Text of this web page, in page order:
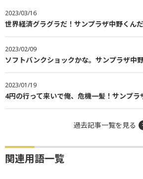
2023/03/16
世界経済グラグラだ！サンプラザ中野くんだ
2023/02/09
ソフトバンクショックかな。サンプラザ中
2023/01/19
4円の行って来いで俺、危機一髪！サンプラ
過去記事一覧を見る
関連用語一覧